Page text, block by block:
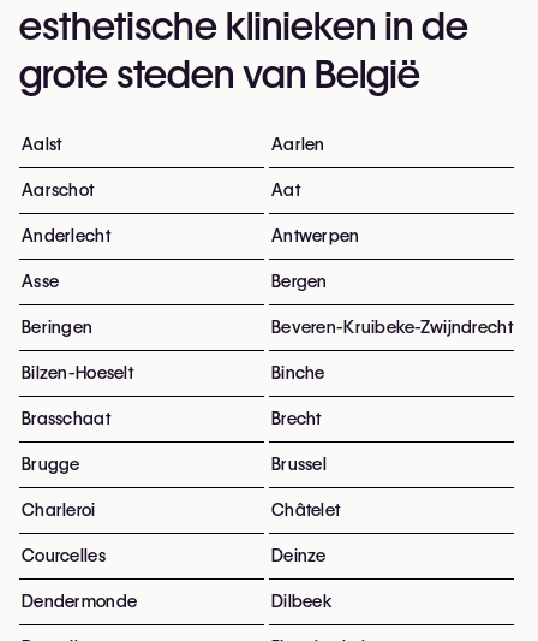
esthetische klinieken in de
grote steden van België
Aalst Aarlen
Aarschot Aat
Anderlecht Antwerpen
Asse Bergen
Beringen Beveren-Kruibeke-Zwijndrecht
Bilzen-Hoeselt Binche
Brasschaat Brecht
Brugge Brussel
Charleroi Châtelet
Courcelles Deinze
Dendermonde Dilbeek